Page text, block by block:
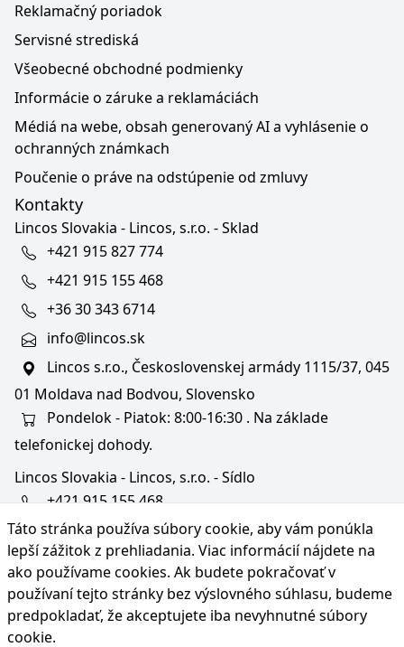
Táto stránka používa súbory cookie, aby vám ponúkla
lepší zážitok z prehliadania. Viac informácií nájdete na
ako používame cookies. Ak budete pokračovať v
používaní tejto stránky bez výslovného súhlasu, budeme
predpokladať, že akceptujete iba nevyhnutné súbory
cookie.
Reklamačný poriadok
Servisné strediská
Všeobecné obchodné podmienky
Informácie o záruke a reklamáciách
Médiá na webe, obsah generovaný AI a vyhlásenie o
ochranných známkach
Poučenie o práve na odstúpenie od zmluvy
Kontakty
Lincos Slovakia - Lincos, s.r.o. - Sklad
+421 915 827 774
+421 915 155 468
+36 30 343 6714
info@lincos.sk
Lincos s.r.o., Československej armády 1115/37, 045
01 Moldava nad Bodvou, Slovensko
Pondelok - Piatok: 8:00-16:30 . Na základe
telefonickej dohody.
Lincos Slovakia - Lincos, s.r.o. - Sídlo
+421 915 155 468
+36/30 343 6714
bratislava@lincos.sk
Lincos s.r.o., Rustaveliho 4, 831 06 Bratislava - m. č.
Rača, Slovensko
Iba sídlo firmy